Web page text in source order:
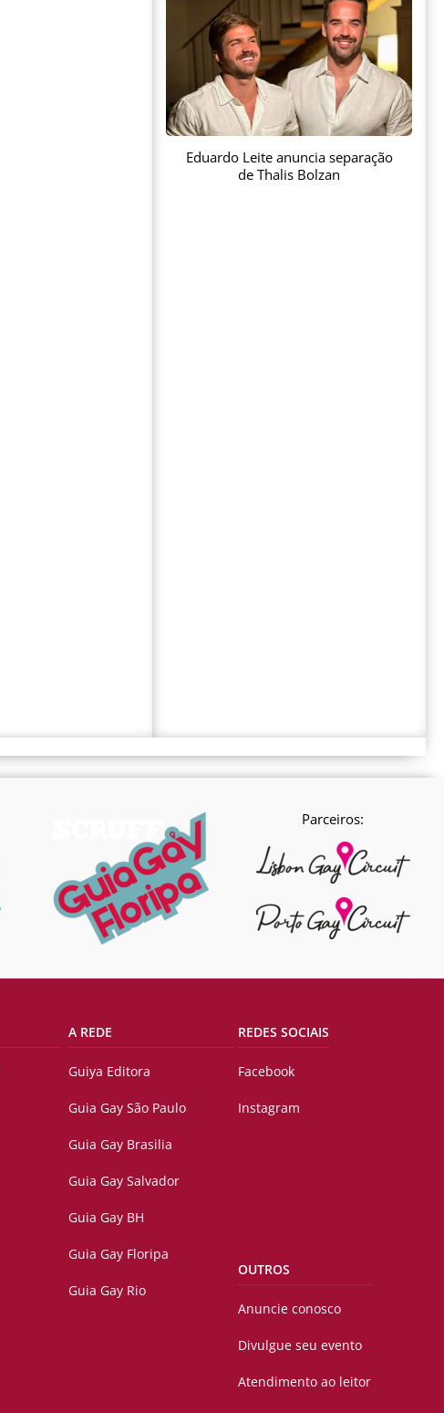
Eduardo Leite anuncia separação
de Thalis Bolzan
Parceiros:
A REDE
Guiya Editora
Guia Gay São Paulo
Guia Gay Brasilia
Guia Gay Salvador
Guia Gay BH
Guia Gay Floripa
Guia Gay Rio
REDES SOCIAIS
Facebook
Instagram
OUTROS
Anuncie conosco
Divulgue seu evento
Atendimento ao leitor